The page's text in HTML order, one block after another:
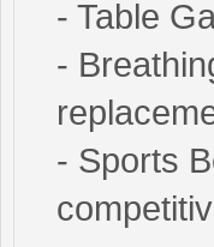
- Table
-
- Sports